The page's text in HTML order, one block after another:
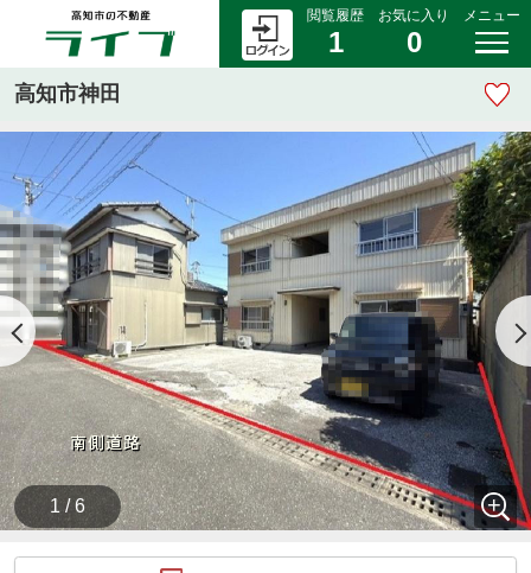
閲覧履歴
1
お気に入り
0
メニュー
高知市神田
1 / 6